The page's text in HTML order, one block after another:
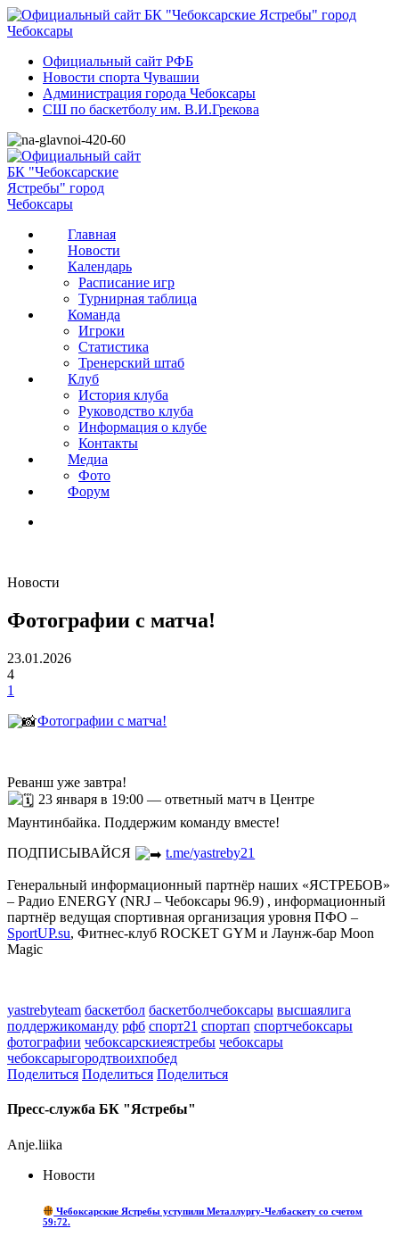
Официальный сайт РФБ
Новости спорта Чувашии
Администрация города Чебоксары
СШ по баскетболу им. В.И.Грекова
Главная
Новости
Календарь
Расписание игр
Турнирная таблица
Команда
Игроки
Статистика
Тренерский штаб
Клуб
История клуба
Руководство клуба
Информация о клубе
Контакты
Медиа
Фото
Форум
Новости
Фотографии с матча!
23.01.2026
4
1
Фотографии с матча!
Реванш уже завтра!
23 января в 19:00 — ответный матч в Центре
Маунтинбайка. Поддержим команду вместе!
ПОДПИСЫВАЙСЯ
t.me/yastreby21
Генеральный информационный партнёр наших «ЯСТРЕБОВ»
– Радио ENERGY (NRJ – Чебоксары 96.9) , информационный
партнёр ведущая спортивная организация уровня ПФО –
SportUP.su, Фитнес-клуб ROCKET GYM и Лаунж-бар Moon
Magic
yastrebyteam баскетбол баскетболчебоксары высшаялига
поддержикоманду рфб спорт21 спортап спортчебоксары
фотографии чебоксарскиеястребы чебоксары
чебоксарыгородтвоихпобед
Поделиться Поделиться Поделиться
Пресс-служба БК "Ястребы"
Anje.liika
Новости
Чебоксарские Ястребы уступили Металлургу-Челбаскету со счетом
59:72.